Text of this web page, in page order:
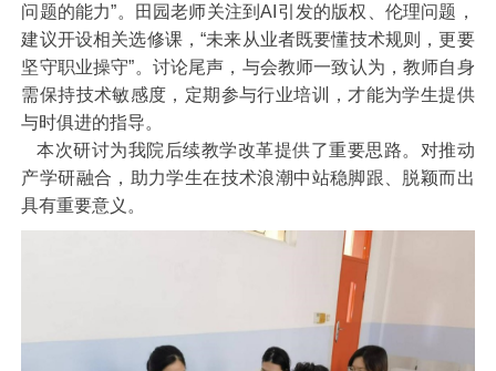
问题的能力”。田园老师关注到AI 引发的版权、伦理问题，
建议开设相关选修课，“未来从业者既要懂技术规则，更要
坚守职业操守”。讨论尾声，与会教师一致认为，教师自身
需保持技术敏感度，定期参与行业培训，才能为学生提供
与时俱进的指导。
本次研讨为我院后续教学改革提供了重要思路。对推动
产学研融合，助力学生在技术浪潮中站稳脚跟、脱颖而出
具有重要意义。